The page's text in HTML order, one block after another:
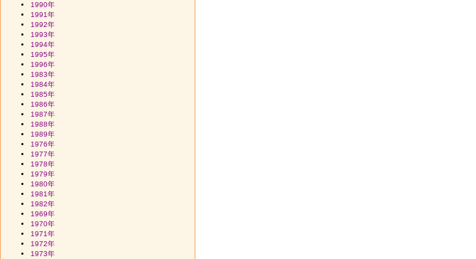
1990年
1991年
1992年
1993年
1994年
1995年
1996年
1983年
1984年
1985年
1986年
1987年
1988年
1989年
1976年
1977年
1978年
1979年
1980年
1981年
1982年
1969年
1970年
1971年
1972年
1973年